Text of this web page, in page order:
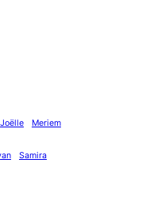
Joëlle Meriem
Samira